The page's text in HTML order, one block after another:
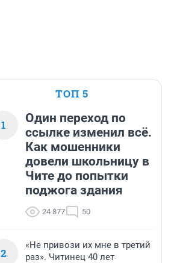
ТОП 5
1
Один переход по
ссылке изменил всё.
Как мошенники
довели школьницу в
Чите до попытки
поджога здания
24 877 50
2
«Не привози их мне в третий
раз». Читинец 40 лет